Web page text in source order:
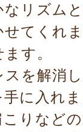
なリズム
せてくれ
す。
スを解消
手に入れ
こりなど